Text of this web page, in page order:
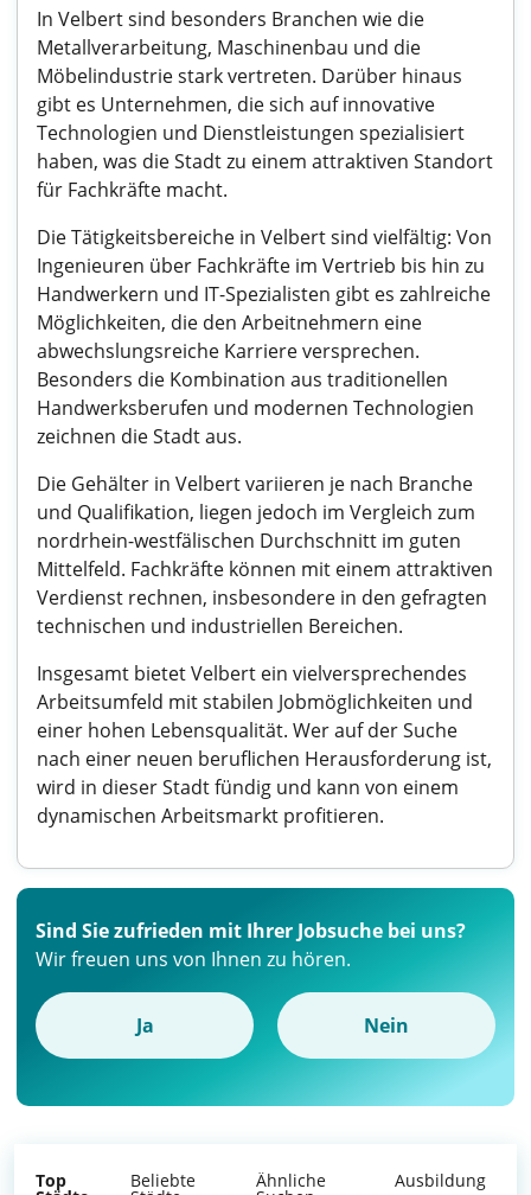
In Velbert sind besonders Branchen wie die
Metallverarbeitung, Maschinenbau und die
Möbelindustrie stark vertreten. Darüber hinaus
gibt es Unternehmen, die sich auf innovative
Technologien und Dienstleistungen spezialisiert
haben, was die Stadt zu einem attraktiven Standort
für Fachkräfte macht.
Die Tätigkeitsbereiche in Velbert sind vielfältig: Von
Ingenieuren über Fachkräfte im Vertrieb bis hin zu
Handwerkern und IT-Spezialisten gibt es zahlreiche
Möglichkeiten, die den Arbeitnehmern eine
abwechslungsreiche Karriere versprechen.
Besonders die Kombination aus traditionellen
Handwerksberufen und modernen Technologien
zeichnen die Stadt aus.
Die Gehälter in Velbert variieren je nach Branche
und Qualifikation, liegen jedoch im Vergleich zum
nordrhein-westfälischen Durchschnitt im guten
Mittelfeld. Fachkräfte können mit einem attraktiven
Verdienst rechnen, insbesondere in den gefragten
technischen und industriellen Bereichen.
Insgesamt bietet Velbert ein vielversprechendes
Arbeitsumfeld mit stabilen Jobmöglichkeiten und
einer hohen Lebensqualität. Wer auf der Suche
nach einer neuen beruflichen Herausforderung ist,
wird in dieser Stadt fündig und kann von einem
dynamischen Arbeitsmarkt profitieren.
Sind Sie zufrieden mit Ihrer Jobsuche bei uns?
Wir freuen uns von Ihnen zu hören.
Ja Nein
Top Beliebte Ähnliche Ausbildung